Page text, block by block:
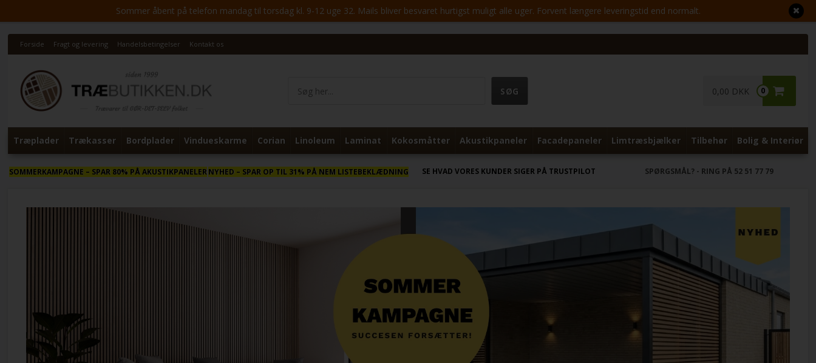
Sommer åbent på telefon mandag til torsdag kl. 9-12 uge 32. Mails bliver besvaret hurtigst muligt alle uger. Forvent længere leveringstid end normalt.
Forside Fragt og levering Handelsbetingelser Kontakt os
0
0,00 DKK
Træplader Trækasser Bordplader Vindueskarme Corian Linoleum Laminat Kokosmåtter Akustikpaneler Facadepaneler Limtræsbjælker Tilbehør Bolig & Interiør
SOMMERKAMPAGNE – SPAR 80% PÅ AKUSTIKPANELERNYHED – SPAR OP TIL 31% PÅ NEM LISTEBEKLÆDNING SE HVAD VORES KUNDER SIGER PÅ TRUSTPILOT SPØRGSMÅL? - RING PÅ 52 51 77 79